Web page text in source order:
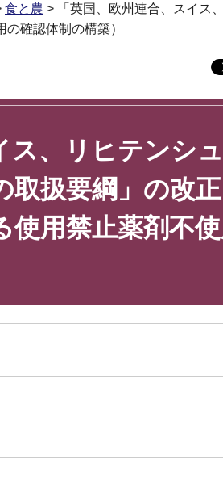
食と農 > 「英国、欧州連合、スイス
確認体制の構築）
ス、リヒテンシ
取扱要綱」の改
用禁止薬剤不